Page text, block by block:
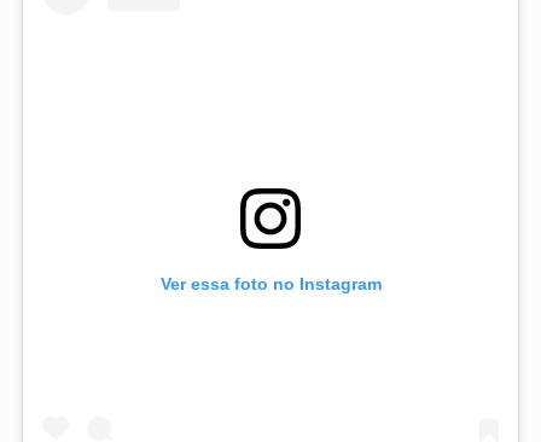
Ver essa foto no Instagram